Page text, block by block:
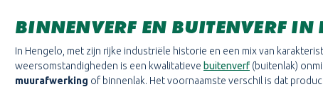
BINNENVERF EN BUITENVERF IN
In Hengelo, met zijn rijke industriële historie en een mix van
weersomstandigheden is een kwalitatieve buitenverf(buitenlak)
muurafwerking of binnenlak. Het voornaamste verschil is dat